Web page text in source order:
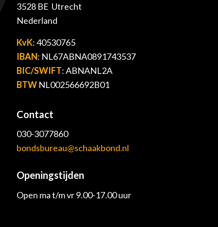
3528 BE Utrecht
Nederland
KvK: 40530765
IBAN: NL67ABNA0891743537
BIC/SWIFT: ABNANL2A
BTWNL002566692B01
Contact
030-3077860
bondsbureau@schaakbond.nl
Openingstijden
Open ma t/m vr 9.00-17.00 uur